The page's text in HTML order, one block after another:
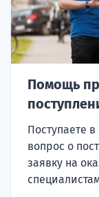
Помощь
Поступаете
вопрос о
заявку на